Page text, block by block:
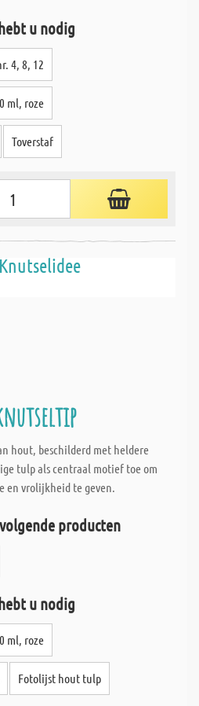
u nodig
4, 8, 12
ml, roze
Toverstaf
Knutselidee
hout, beschilderd met heldere
tulp als centraal motief toe om
en vrolijkheid te geven.
producten
u nodig
ml, roze
Fotolijst hout tulp